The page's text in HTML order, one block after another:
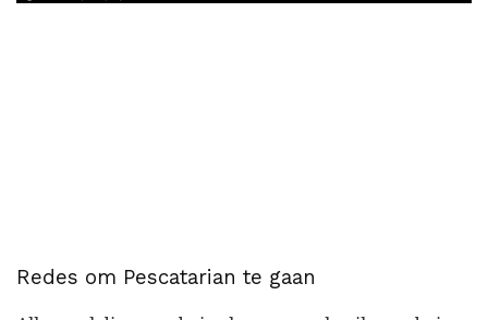
Redes om Pescatarian te gaan